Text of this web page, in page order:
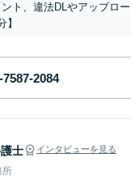
ト、違法DLやアップロ
】
士 インタビューを見る
所